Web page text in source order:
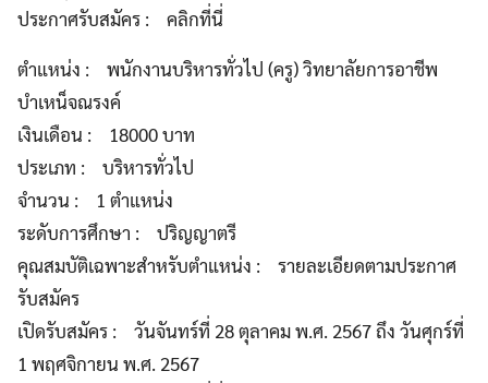
ประกาศรับสมัคร : คลิกที่นี่
ตำแหน่ง : พนักงานบริหารทั่วไป (ครู) วิทยาลัยการอาชีพ
บำเหน็จณรงค์
เงินเดือน : 18000 บาท
ประเภท : บริหารทั่วไป
จำนวน : 1 ตำแหน่ง
ระดับการศึกษา : ปริญญาตรี
คุณสมบัติเฉพาะสำหรับตำแหน่ง : รายละเอียดตามประกาศ
รับสมัคร
เปิดรับสมัคร : วันจันทร์ที่ 28 ตุลาคม พ.ศ. 2567 ถึง วันศุกร์ที่
1 พฤศจิกายน พ.ศ. 2567